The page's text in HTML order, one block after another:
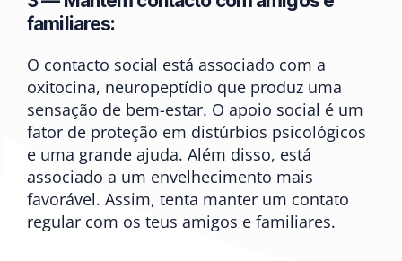
familiares:
O contacto social está associado com a
oxitocina, neuropeptídio que produz uma
sensação de bem-estar. O apoio social é um
fator de proteção em distúrbios psicológicos
e uma grande ajuda. Além disso, está
associado a um envelhecimento mais
favorável. Assim, tenta manter um contato
regular com os teus amigos e familiares.